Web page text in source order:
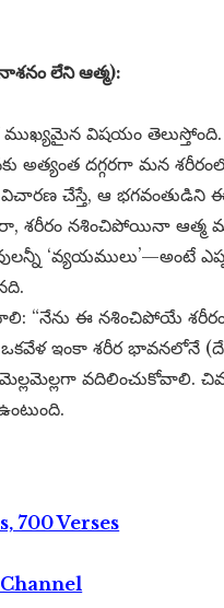
లేని ఆత్మ):
విషయం
అత్యంత దగ్గరగా మన
చేస్తే, ఆ భగవంతుడిని
శరీరం నశించిపోయినా ఆత్మ
‘వ్యయములు’—అంటే
“నేను ఈ నశించిపోయే
ఇంకా శరీర భావనలోనే
వదిలించుకోవాలి.
700 Verses